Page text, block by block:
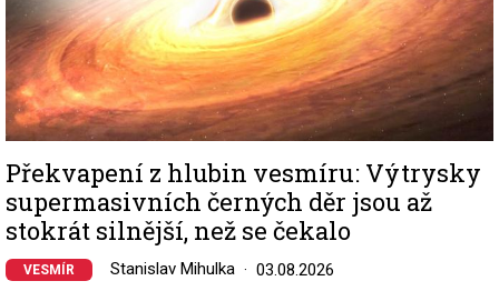
Překvapení z hlubin vesmíru: Výtrysky
supermasivních černých děr jsou až
stokrát silnější, než se čekalo
VESMÍR Stanislav Mihulka 03.08.2026